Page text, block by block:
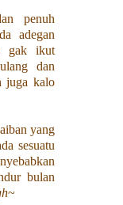
penuh
adegan
gak ikut
dan
juga kalo
yang
sesuatu
bulan
~